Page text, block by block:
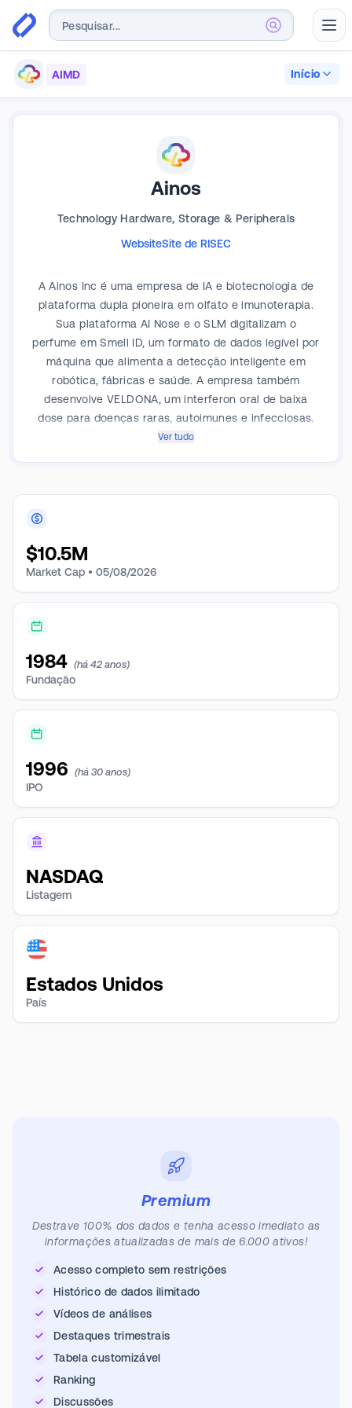
AIMD Início
Ainos
Technology Hardware, Storage & Peripherals
WebsiteSite de RISEC
A Ainos Inc é uma empresa de IA e biotecnologia de
plataforma dupla pioneira em olfato e imunoterapia.
Sua plataforma AI Nose e o SLM digitalizam o
perfume em Smell ID, um formato de dados legível por
máquina que alimenta a detecção inteligente em
robótica, fábricas e saúde. A empresa também
desenvolve VELDONA, um interferon oral de baixa
dose para doenças raras, autoimunes e infecciosas.
Combina IA e Nose, redefinindo a percepção da
Ver tudo
$10.5M
Market Cap • 05/08/2026
1984 (há 42 anos)
Fundação
1996 (há 30 anos)
IPO
NASDAQ
Listagem
Estados Unidos
País
Premium
Destrave 100% dos dados e tenha acesso imediato as
informações atualizadas de mais de 6.000 ativos!
Acesso completo sem restrições
Histórico de dados ilimitado
Vídeos de análises
Destaques trimestrais
Tabela customizável
Ranking
Discussões